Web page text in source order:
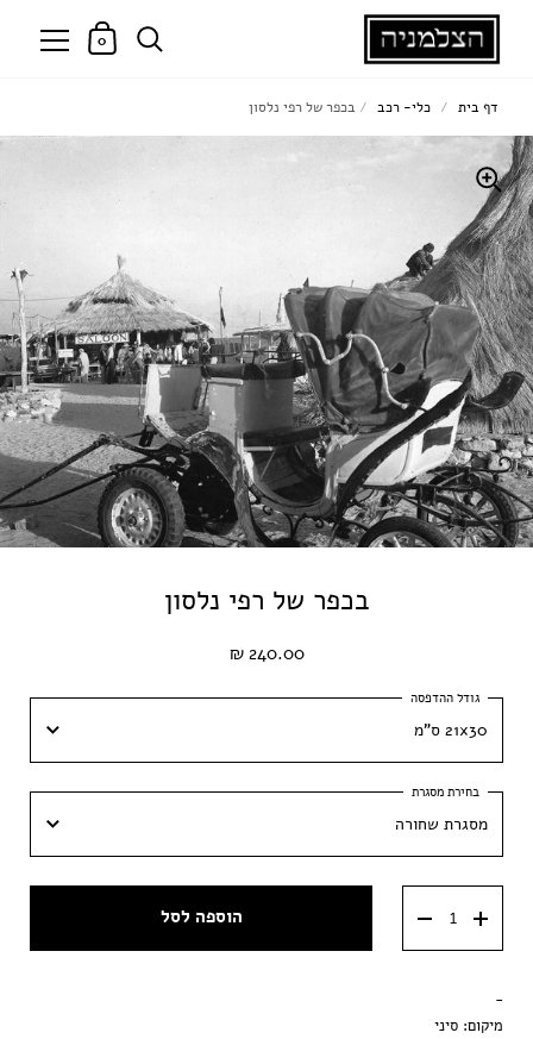
0
בכפר של רפי נלסון
240.00 ₪
21x30 ס"מ
21x30 ס"מ
30x42 ס״מ
40x60 ס״מ
50x70 ס״מ
מסגרת שחורה
מסגרת ענבר
הדפסה בלבד
הוספה לסל
-
מיקום: סיני
דף בית / כלי- רכב / בכפר של רפי נלסון